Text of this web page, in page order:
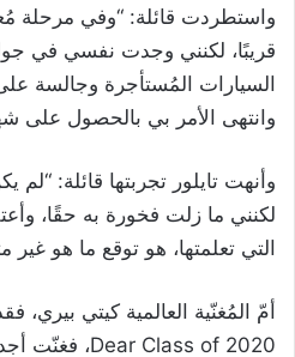
واستطردت قائلة: “وفي مرحلة
قريبًا، لكنني وجدت نفسي في
السيارات المُستأجرة وجالسة
وانتهى الأمر بي بالحصول على
وأنهت تايلور تجربتها قائلة:
لكنني ما زلت فخورة به حقًا،
التي تعلمتها، هو توقع ما هو غير
أمّ المُغنّية العالمية كيتي